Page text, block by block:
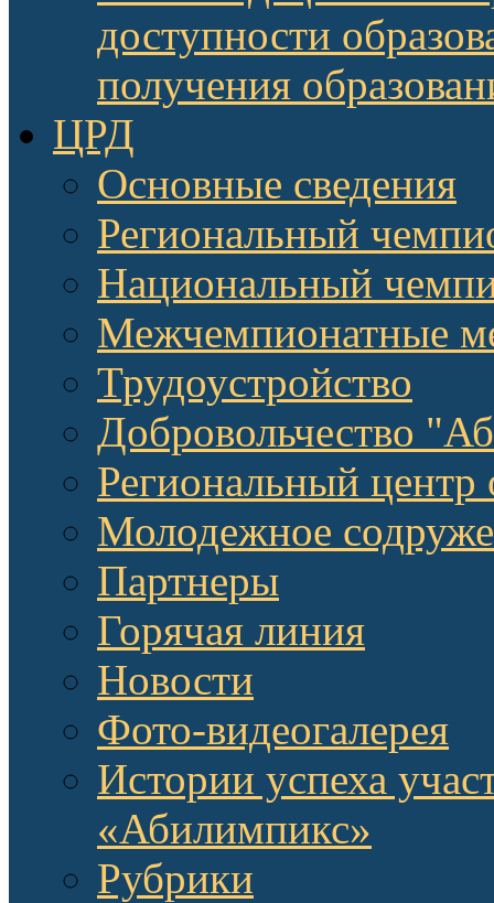
доступности
получения
ЦРД
Основные сведения
Региональный
Национальный
Межчемпионатные
Трудоустройство
Добровольчество
Региональный центр
Молодежное
Партнеры
Горячая линия
Новости
Фото-видеогалерея
Истории успеха
«Абилимпикс»
Рубрики